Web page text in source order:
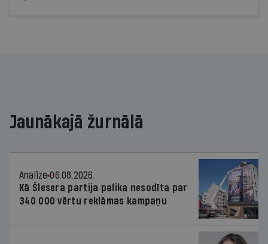
Jaunākajā žurnālā
Analīze 06.08.2026.
Kā Šlesera partija palika nesodīta par
340 000 vērtu reklāmas kampaņu